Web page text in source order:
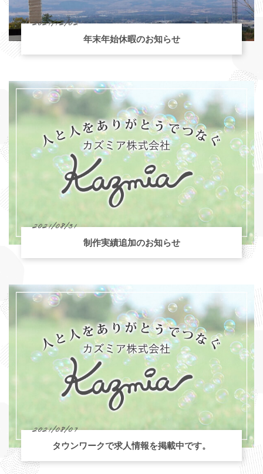
2021/12/02
年末年始休暇のお知らせ
2021/08/31
制作実績追加のお知らせ
2021/08/07
タウンワークで求人情報を掲載中です。